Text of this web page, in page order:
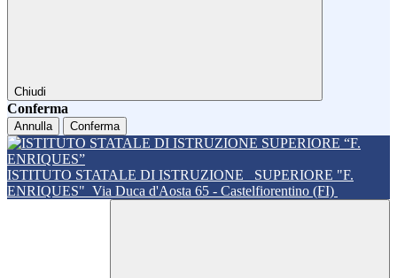
Chiudi
Conferma
Annulla Conferma
ISTITUTO STATALE DI ISTRUZIONE
SUPERIORE "F.
ENRIQUES" Via Duca d'Aosta 65 - Castelfiorentino (FI)